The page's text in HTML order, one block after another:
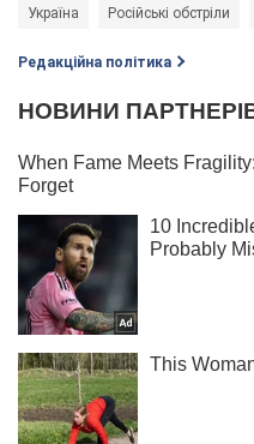
Україна Російські обстріли
Редакційна політика